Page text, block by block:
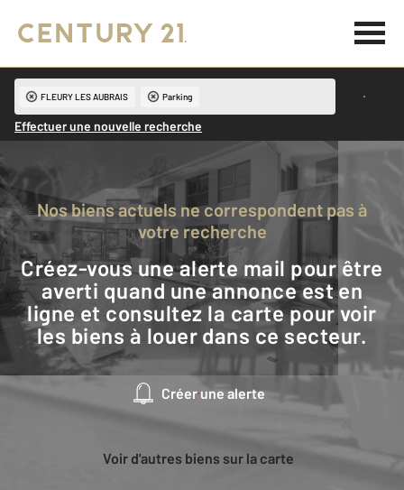
FLEURY LES AUBRAIS Parking
Effectuer une nouvelle recherche
Nos biens actuels ne correspondent pas à
votre recherche
Créez-vous une alerte mail pour être
averti quand une annonce est en
ligne et consultez la carte pour voir
les biens à louer dans ce secteur.
Créer une alerte
Voir d'autres biens sur la carte